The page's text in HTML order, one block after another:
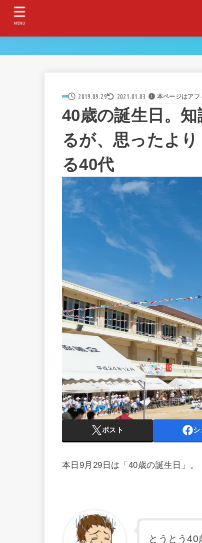
MENU
2019.09.29 2021.01.03 本ページはアフ
40歳の誕生日。
るが、思ったよ
る40代
ポスト シ
本日9月29日は「40歳の誕生日」。
とうとう